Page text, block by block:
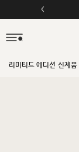
리미티드 에디션 신제품